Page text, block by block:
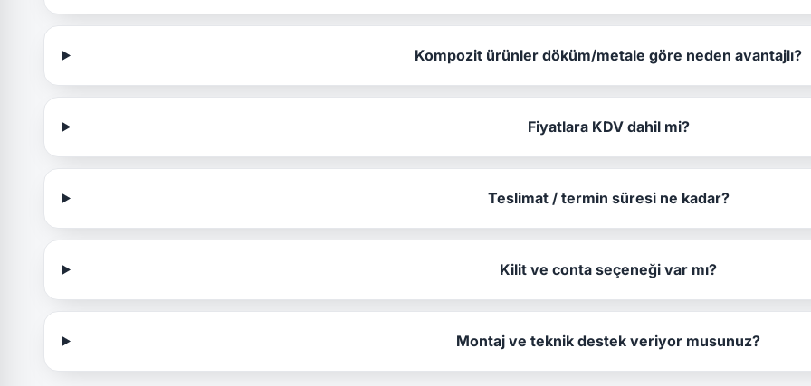
Kompozit ürünler döküm/metale göre neden avantajlı?
Fiyatlara KDV dahil mi?
Teslimat / termin süresi ne kadar?
Kilit ve conta seçeneği var mı?
Montaj ve teknik destek veriyor musunuz?